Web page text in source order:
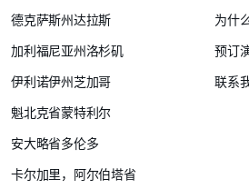
德克萨斯州达拉斯
加利福尼亚州洛杉矶
伊利诺伊州芝加哥
魁北克省蒙特利尔
安大略省多伦多
卡尔加里，阿尔伯塔省
为什
预订
联系